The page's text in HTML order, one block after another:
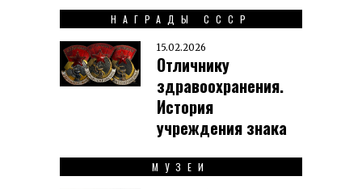
НАГРАДЫ СССР
15.02.2026
Отличнику
здравоохранения.
История
учреждения знака
МУЗЕИ